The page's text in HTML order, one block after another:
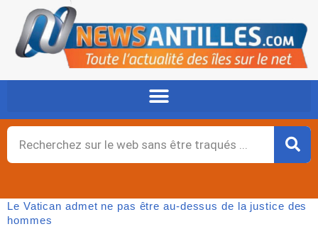
contenu
Rechercher
Le Vatican admet ne pas être au-dessus de la justice des
hommes